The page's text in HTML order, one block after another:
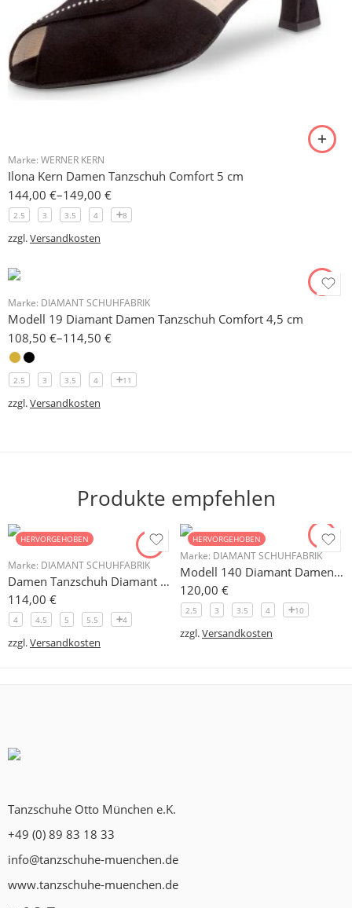
Marke: WERNER KERN
Ilona Kern Damen Tanzschuh Comfort 5 cm
144,00 €–149,00 €
2.5 3 3.5 4 8
zzgl.Versandkosten
Marke: DIAMANT SCHUHFABRIK
Modell 19 Diamant Damen Tanzschuh Comfort 4,5 cm
108,50 €–114,50 €
2.5 3 3.5 4 11
zzgl.Versandkosten
Produkte empfehlen
HERVORGEHOBEN
Marke: DIAMANT SCHUHFABRIK
Damen Tanzschuh Diamant Modell 105
114,00 €
4 4.5 5 5.5 4
zzgl.Versandkosten
HERVORGEHOBEN
Marke: DIAMANT SCHUHFABRIK
Modell 140 Diamant Damen Trainerschuh Microfaser 3,7 cm
120,00 €
2.5 3 3.5 4 10
zzgl.Versandkosten
Tanzschuhe Otto München e.K.
+49 (0) 89 83 18 33
info@tanzschuhe-muenchen.de
www.tanzschuhe-muenchen.de